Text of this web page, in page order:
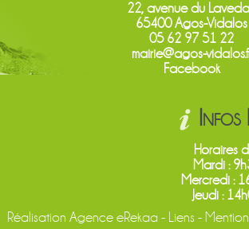
22, avenue du
65400 Agos-Vidalos
05 62 97 51 22
mairie@agos-
Facebook
Infos
Horaires
Mardi :
Mercredi :
Jeudi :
Réalisation Agence eRekaa - Liens -